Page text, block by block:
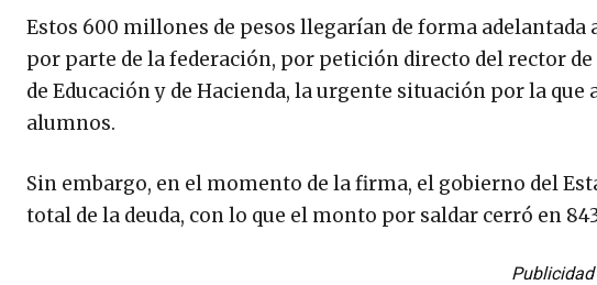
Estos 600 millones de pesos llegarían de forma adelantada
por parte de la federación, por petición directo del rector
de Educación y de Hacienda, la urgente situación por la
alumnos.
Sin embargo, en el momento de la firma, el gobierno del
total de la deuda, con lo que el monto por saldar cerró en
Publicidad